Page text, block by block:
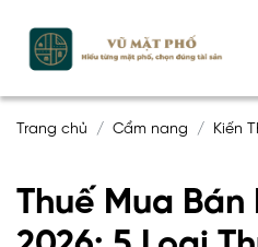
Trang chủ Cẩm nang Kiến
Thuế Mua